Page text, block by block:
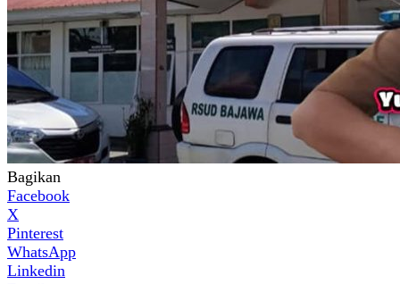
Bagikan
Facebook
X
Pinterest
WhatsApp
Linkedin